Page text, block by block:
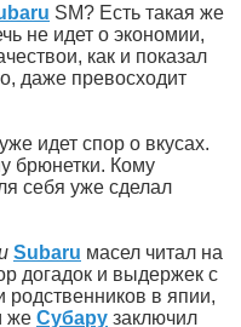
SM? Есть такая же
не идет о экономии,
как и показал
даже превосходит
идет спор о вкусах.
брюнетки. Кому
себя уже сделал
Subaru масел читал на
догадок и выдержек с
в япии,
же Субару заключил